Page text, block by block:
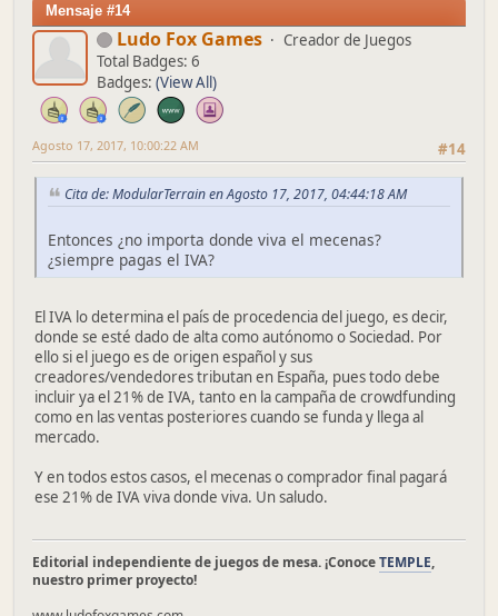
Mensaje #14
Ludo Fox Games
Creador de Juegos
Total Badges: 6
Badges: (View All)
#14
Agosto 17, 2017, 10:00:22 AM
Cita de: ModularTerrain en Agosto 17, 2017, 04:44:18 AM
Entonces ¿no importa donde viva el mecenas?
¿siempre pagas el IVA?
El IVA lo determina el país de procedencia del juego, es decir,
donde se esté dado de alta como autónomo o Sociedad. Por
ello si el juego es de origen español y sus
creadores/vendedores tributan en España, pues todo debe
incluir ya el 21% de IVA, tanto en la campaña de crowdfunding
como en las ventas posteriores cuando se funda y llega al
mercado.
Y en todos estos casos, el mecenas o comprador final pagará
ese 21% de IVA viva donde viva. Un saludo.
Editorial independiente de juegos de mesa. ¡ConoceTEMPLE,
nuestro primer proyecto!